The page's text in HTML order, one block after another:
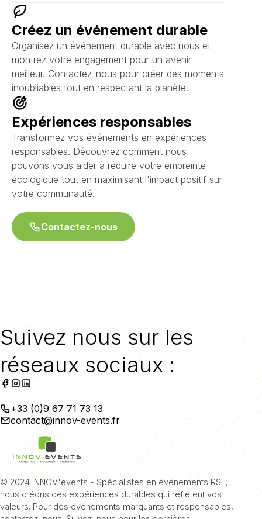
Créez un événement durable
Organisez un événement durable avec nous et
montrez votre engagement pour un avenir
meilleur. Contactez-nous pour créer des moments
inoubliables tout en respectant la planète.
Expériences responsables
Transformez vos événements en expériences
responsables. Découvrez comment nous
pouvons vous aider à réduire votre empreinte
écologique tout en maximisant l'impact positif sur
votre communauté.
Contactez-nous
Suivez nous sur les
réseaux sociaux :
+33 (0)9 67 71 73 13
contact@innov-events.fr
© 2024 INNOV'events - Spécialistes en événements RSE,
nous créons des expériences durables qui reflètent vos
valeurs. Pour des événements marquants et responsables,